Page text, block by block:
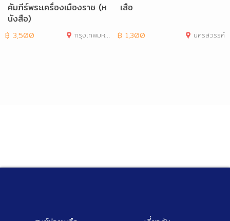
คัมภีร์พระเครื่องเมืองราช (ห
นังสือ)
฿ 3,500 กรุงเทพมหานคร
เสือ
฿ 1,300 นครสวรรค์